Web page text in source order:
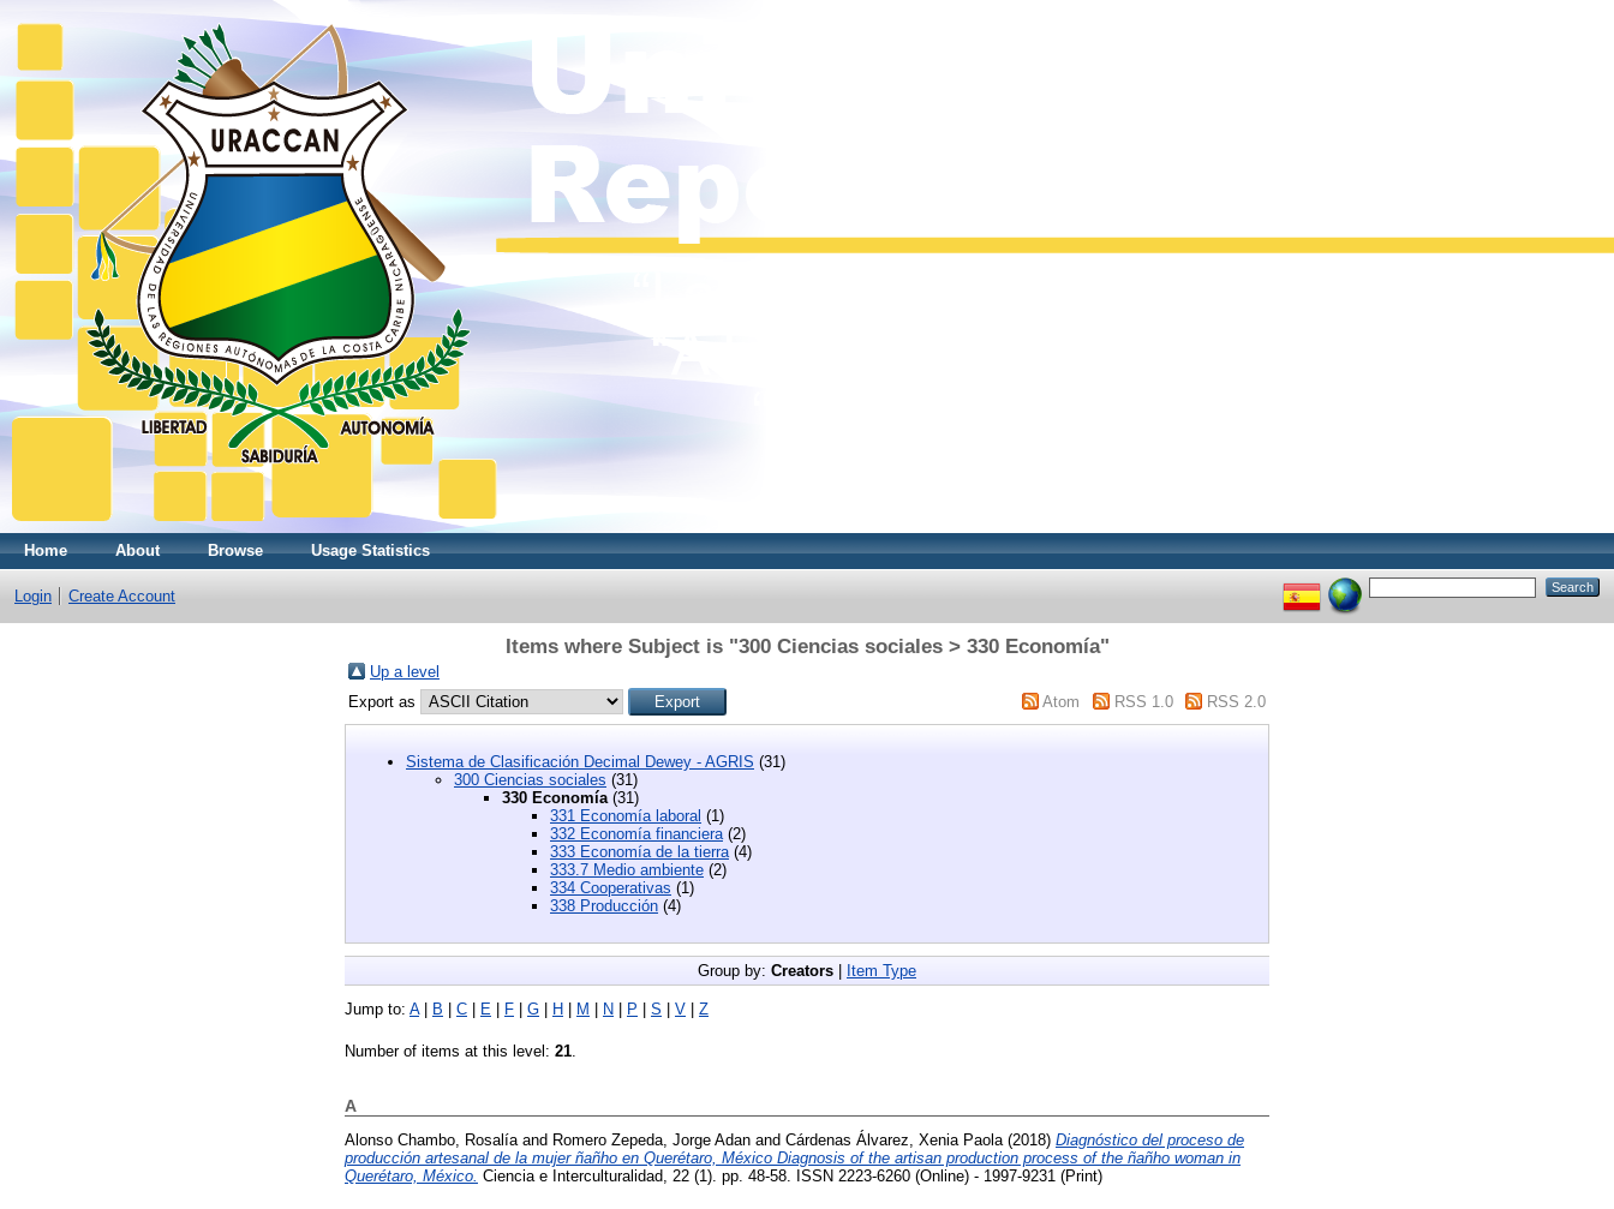
Home About Browse Usage Statistics
Login Create Account
Items where Subject is "300 Ciencias sociales > 330 Economía"
Up a level
Export as
Atom RSS 1.0 RSS 2.0
Sistema de Clasificación Decimal Dewey - AGRIS (31)
300 Ciencias sociales (31)
330 Economía (31)
331 Economía laboral (1)
332 Economía financiera (2)
333 Economía de la tierra (4)
333.7 Medio ambiente (2)
334 Cooperativas (1)
338 Producción (4)
Group by: Creators | Item Type
Jump to: A| B | C | E | F | G | H | M | N | P | S | V | Z
Number of items at this level: 21
A
Alonso Chambo, Rosalíaand Romero Zepeda, Jorge Adan and Cárdenas Álvarez, Xenia Paola(2018) Diagnóstico del proceso de
producción artesanal de la mujer ñañho en Querétaro, México Diagnosis of the artisan production process of the ñañho woman in
Querétaro, México. Ciencia e Interculturalidad, 22 (1). pp. 48-58. ISSN 2223-6260 (Online) - 1997-9231 (Print)